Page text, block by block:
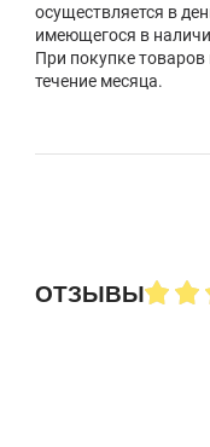
осуществляется в
имеющегося в
При покупке
течение месяца.
ОТЗЫВЫ